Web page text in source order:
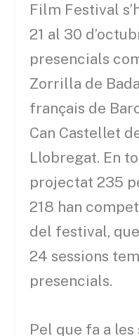
Film Festival
21 al 30
presencials
Zorrilla de
français de
Can Castellet
Llobregat. En
projectat 235
218 han
del festival,
24 sessions
presencials.
Pel que fa a